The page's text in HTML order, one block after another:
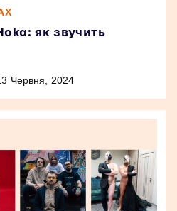
як звучить
Червня, 2024